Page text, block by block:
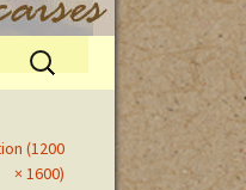
Rechercher :
(1200
× 1600)